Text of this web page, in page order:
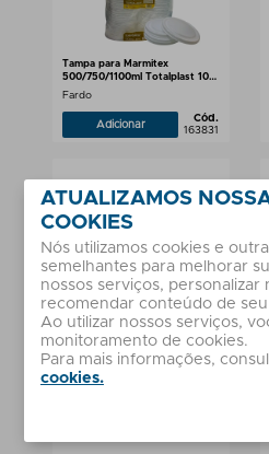
Tampa para Marmitex
500/750/1100ml Totalplast 100
unidades
Fardo
Adicionar
Cód.
163831
Papel Toalha para Cozinha
Sorella Economic Pacote com 2
Pacote
Adicionar
ATUALIZAMOS
COOKIES
Nós utilizamos cookies e
semelhantes para melhorar
nossos serviços, personalizar
recomendar conteúdo de
Ao utilizar nossos serviços,
monitoramento de cookies.
Para mais informações,
cookies.